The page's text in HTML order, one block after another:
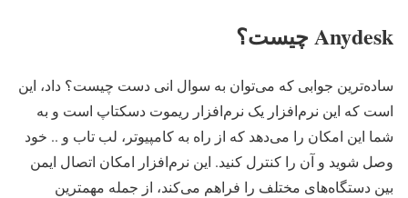
Anydesk چیست؟
ساده‌ترین جوابی که می‌توان به سوال انی دست چیست؟ داد، این
است که این نرم‌افزار یک نرم‌افزار ریموت دسکتاپ است و به
شما این امکان را می‌دهد که از راه به کامپیوتر، لب تاب و .. خود
وصل شوید و آن را کنترل کنید. این نرم‌افزار امکان اتصال ایمن
بین دستگاه‌های مختلف را فراهم می‌کند، از جمله مهمترین